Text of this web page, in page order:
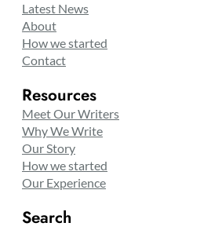
Latest News
About
How we started
Contact
Resources
Meet Our Writers
Why We Write
Our Story
How we started
Our Experience
Search